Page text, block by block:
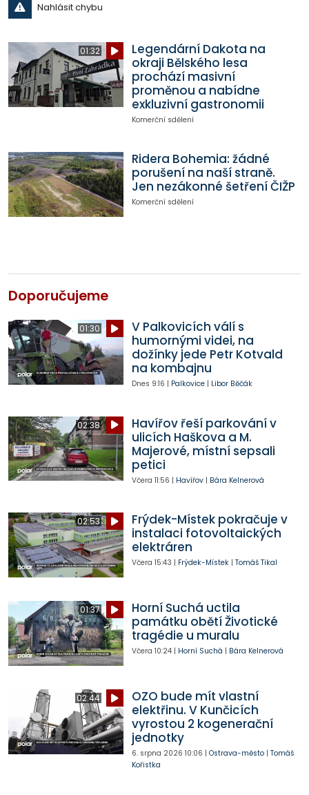
Nahlásit chybu
01:32
Legendární Dakota na
okraji Bělského lesa
prochází masivní
proměnou a nabídne
exkluzivní gastronomii
Komerční sdělení
Ridera Bohemia: žádné
porušení na naší straně.
Jen nezákonné šetření ČIŽP
Komerční sdělení
Doporučujeme
01:30
V Palkovicích válí s
humornými videi, na
dožínky jede Petr Kotvald
na kombajnu
Dnes 9:16 | Palkovice| Libor Běčák
02:38
Havířov řeší parkování v
ulicích Haškova a M.
Majerové, místní sepsali
petici
Včera 11:56 | Havířov| Bára Kelnerová
02:53
Frýdek-Místek pokračuje v
instalaci fotovoltaických
elektráren
Včera 15:43 | Frýdek-Místek| Tomáš Tikal
01:37
Horní Suchá uctila
památku obětí Životické
tragédie u muralu
Včera 10:24| Horní Suchá | Bára Kelnerová
02:44
OZO bude mít vlastní
elektřinu. V Kunčicích
vyrostou 2 kogenerační
jednotky
6. srpna 2026 10:06 | Ostrava-město| Tomáš
Kořistka